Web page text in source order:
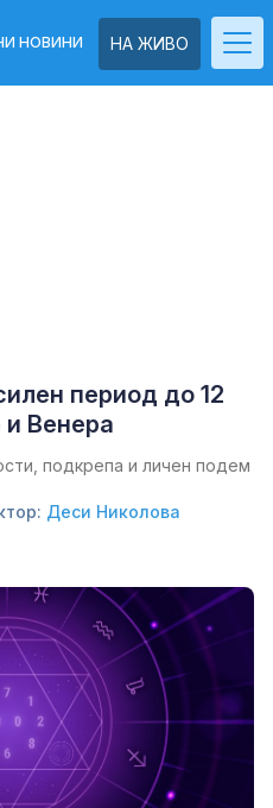
НА ЖИВО
НОВИНИ
период до 12
Венера
подкрепа и личен подем
Деси Николова